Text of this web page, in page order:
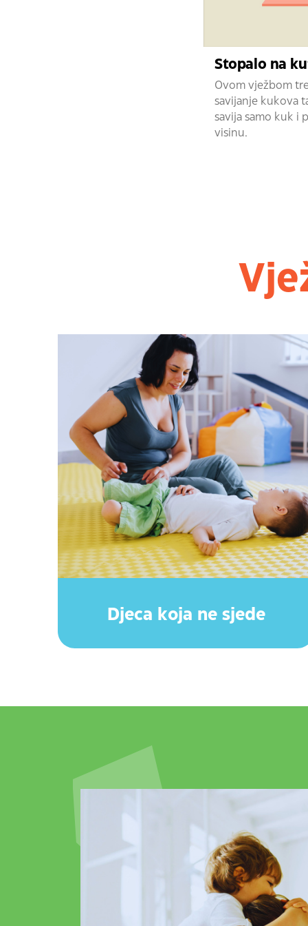
Stopalo na
Ovom vježbom
savijanje kukova
savija samo kuk i
visinu.
Djeca koja ne sjede